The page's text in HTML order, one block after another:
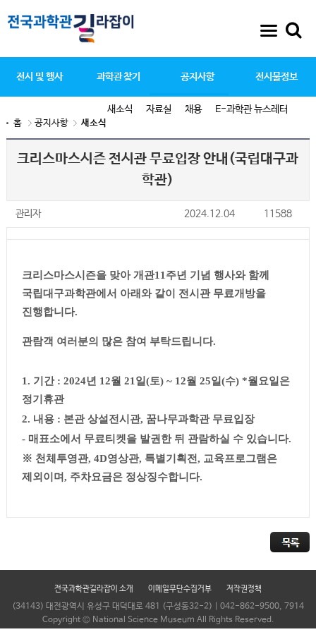
전시 및 행사 과학관 찾기 공지사항
새소식 자료실 채용 E-과학관 뉴스레터
전시물정보
홈 공지사항 새소식
크리스마스시즌 전시관 무료입장 안내(국립대구과
학관)
관리자 2024.12.04 11588
크리스마스시즌을 맞아 개관11 주년 기념 행사와 함께
국립대구과학관에서 아래와 같이 전시관 무료개방을
진행합니다.
관람객 여러분의 많은 참여 부탁드립니다.
1. 기간 : 2024년 12월21 일(토) ~ 12월25일(수) *월요일은
정기휴관
2. 내용 : 본관 상설전시관, 꿈나무과학관 무료입장
- 매표소에서 무료티켓을 발권한 뒤 관람하실 수 있습니다.
※ 천체투영관, 4D영상관, 특별기획전, 교육프로그램은
제외이며, 주차요금은 정상징수합니다.
전국과학관길라잡이 소개 이메일무단수집거부 저작권정책
(34143) 대전광역시 유성구 대덕대로 481 (구성동32-2) | 042-862-9500, 7914
Copyright © National Science Museum All Rights Reserved.